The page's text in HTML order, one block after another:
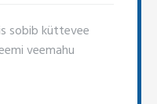
sobib küttevee
veemahu